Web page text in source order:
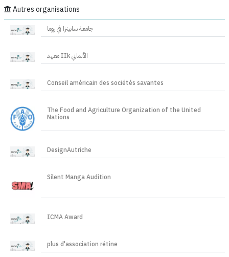
Autres organisations
جامعة سابينزا في روما
معهد IIk الألماني
Conseil américain des sociétés savantes
The Food and Agriculture Organization of the United
Nations
DesignAutriche
Silent Manga Audition
ICMA Award
plus d'association rétine